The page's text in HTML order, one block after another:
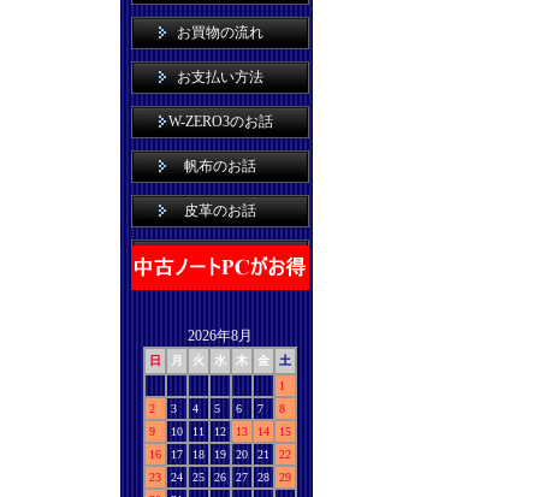
お買物の流れ
お支払い方法
W-ZERO3のお話
帆布のお話
皮革のお話
2026年8月
日 月 火 水 木 金
土
1
2
3 4 5 6 7
8
9
10 11 12 13 14
15
16
17 18 19 20 21
22
23
24 25 26 27 28
29